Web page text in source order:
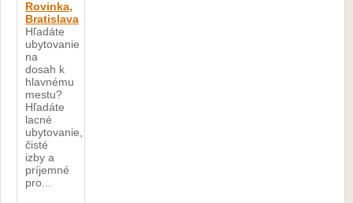
Rovinka,
Bratislava
Hľadáte
ubytovanie
na
dosah k
hlavnému
mestu?
Hľadáte
lacné
ubytovanie,
čisté
izby a
príjemné
pro...